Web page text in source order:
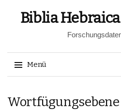
Biblia
Menü
zum
Wortfügungsebene